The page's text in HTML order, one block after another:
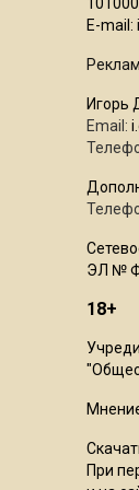
E-mail:
Игорь
Email:
ЭЛ №
18+
При